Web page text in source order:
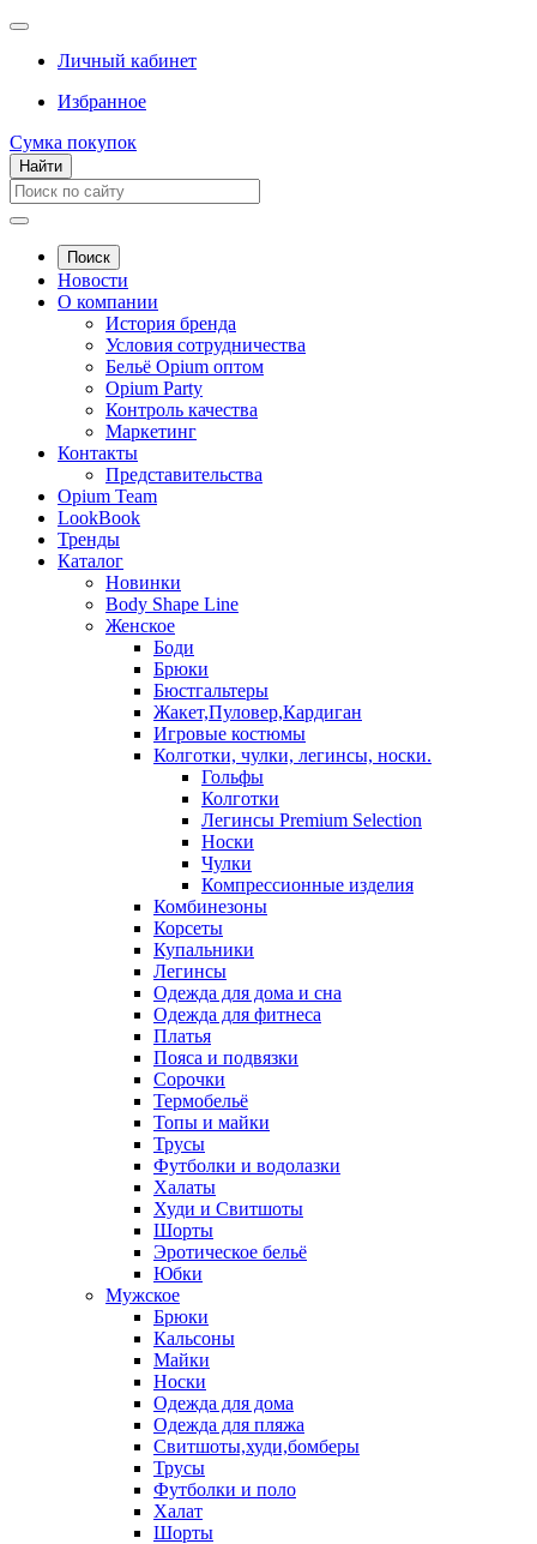
Личный кабинет
Избранное
Сумка покупок
Найти
Поиск
Новости
О компании
История бренда
Условия сотрудничества
Бельё Opium оптом
Opium Party
Контроль качества
Маркетинг
Контакты
Представительства
Opium Team
LookBook
Тренды
Каталог
Новинки
Body Shape Line
Женское
Боди
Брюки
Бюстгальтеры
Жакет,Пуловер,Кардиган
Игровые костюмы
Колготки, чулки, легинсы, носки.
Гольфы
Колготки
Легинсы Premium Selection
Носки
Чулки
Компрессионные изделия
Комбинезоны
Корсеты
Купальники
Легинсы
Одежда для дома и сна
Одежда для фитнеса
Платья
Пояса и подвязки
Сорочки
Термобельё
Топы и майки
Трусы
Футболки и водолазки
Халаты
Худи и Свитшоты
Шорты
Эротическое бельё
Юбки
Мужское
Брюки
Кальсоны
Майки
Носки
Одежда для дома
Одежда для пляжа
Свитшоты,худи,бомберы
Трусы
Футболки и поло
Халат
Шорты